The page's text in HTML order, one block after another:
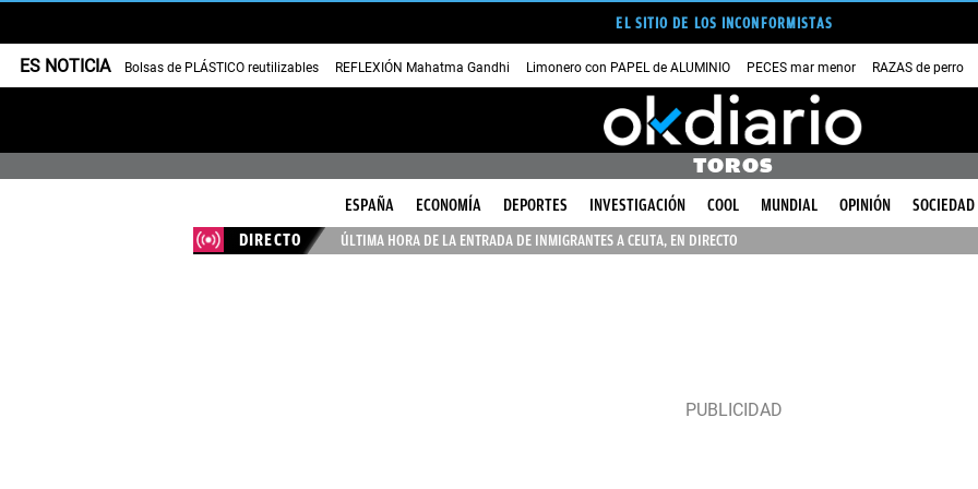
EL SITIO DE LOS INCONFORMISTAS
ES NOTICIA Bolsas de PLÁSTICO reutilizables REFLEXIÓN Mahatma Gandhi Limonero con PAPEL de ALUMINIO PECES mar menor RAZAS de perro
TOROS
ESPAÑA ECONOMÍA DEPORTES INVESTIGACIÓN COOL MUNDIAL OPINIÓN SOCIEDAD
DIRECTO
ÚLTIMA HORA DE LA ENTRADA DE INMIGRANTES A CEUTA, EN DIRECTO